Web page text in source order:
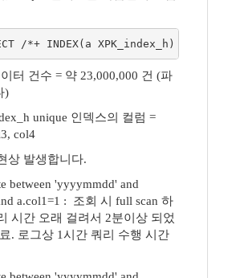
/*+ INDEX(a XPK_index_h)
터 건수 = 약 23,000,000 건 (파
)
unique 인덱스의 컬럼 =
col4
상 발생합니다.
between 'yyyymmdd' and
a.col1=1 : 조회 시 full scan 하
시간 오래 걸려서 2분이상 되었
. 로그상 1시간 쿼리 수행 시간